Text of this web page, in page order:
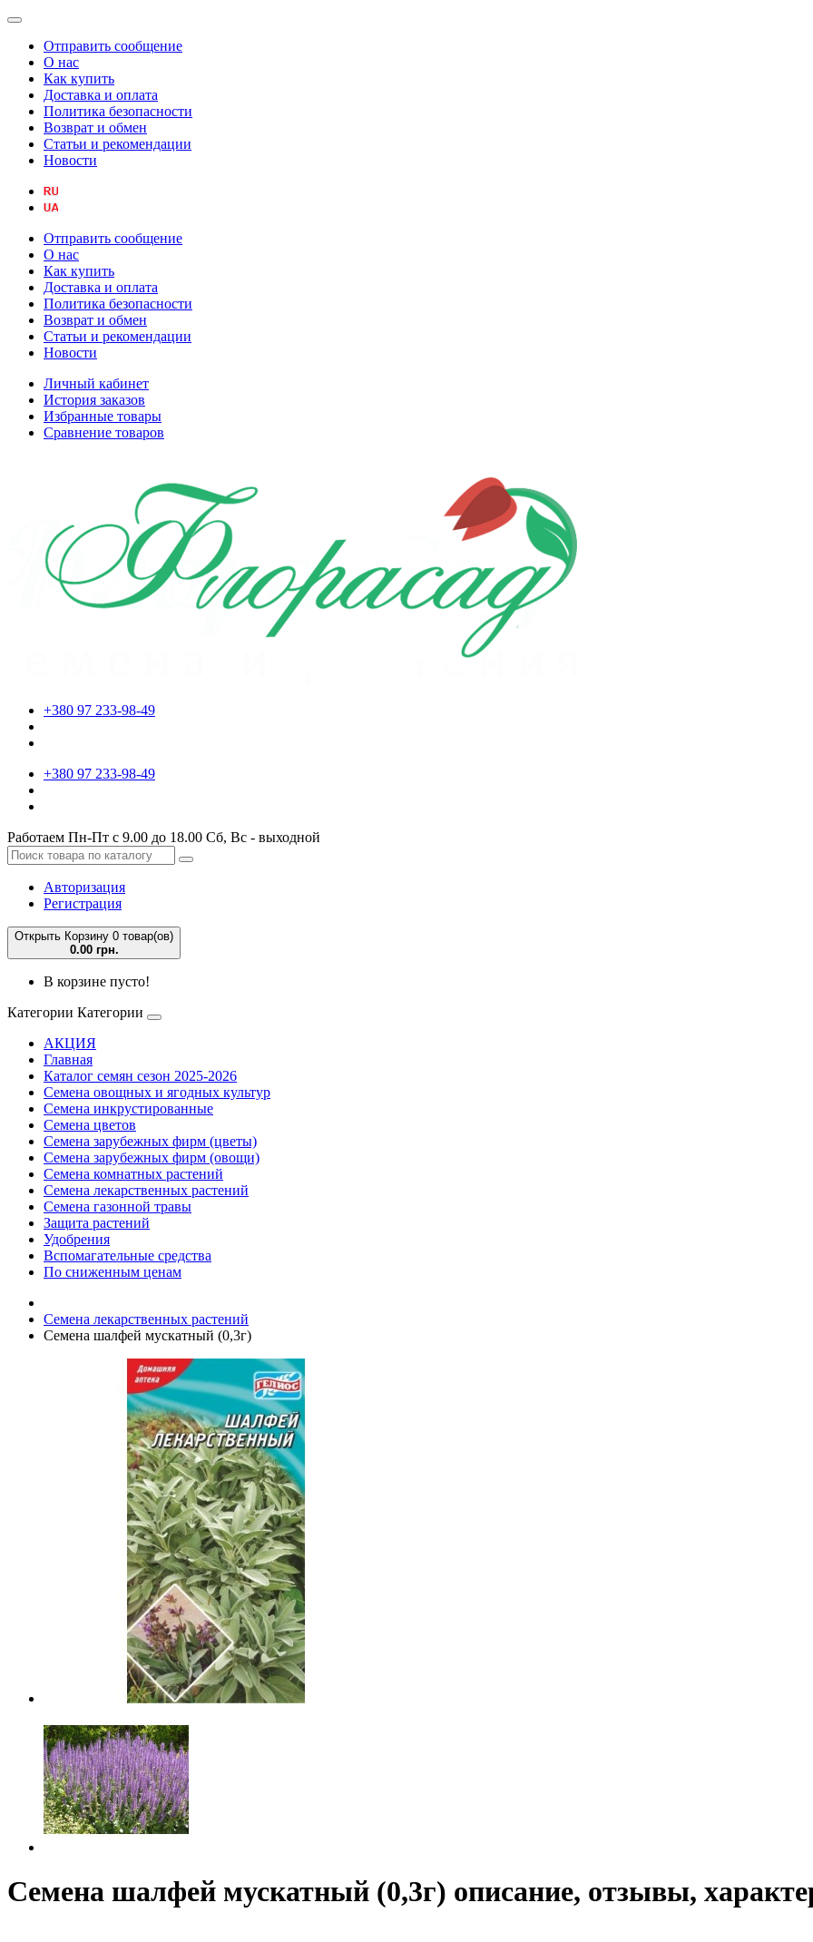
Отправить сообщение
О нас
Как купить
Доставка и оплата
Политика безопасности
Возврат и обмен
Статьи и рекомендации
Новости
Отправить сообщение
О нас
Как купить
Доставка и оплата
Политика безопасности
Возврат и обмен
Статьи и рекомендации
Новости
Личный кабинет
История заказов
Избранные товары
Сравнение товаров
+380 97 233-98-49
+380 97 233-98-49
Работаем Пн-Пт с 9.00 до 18.00 Сб, Вс - выходной
Авторизация
Регистрация
Открыть Корзину 0 товар(ов)
0.00 грн.
В корзине пусто!
Категории Категории
АКЦИЯ
Главная
Каталог семян сезон 2025-2026
Семена овощных и ягодных культур
Семена инкрустированные
Семена цветов
Семена зарубежных фирм (цветы)
Семена зарубежных фирм (овощи)
Семена комнатных растений
Семена лекарственных растений
Семена газонной травы
Защита растений
Удобрения
Вспомагательные средства
По сниженным ценам
Семена лекарственных растений
Семена шалфей мускатный (0,3г)
Семена шалфей мускатный (0,3г) описание, отзывы,